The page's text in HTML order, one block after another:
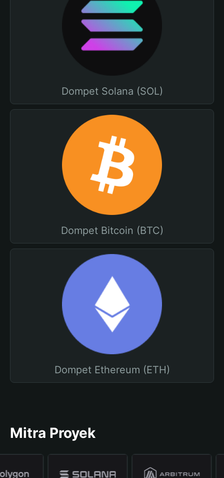
Dompet Solana (SOL)
Dompet Bitcoin (BTC)
Dompet Ethereum (ETH)
Mitra Proyek